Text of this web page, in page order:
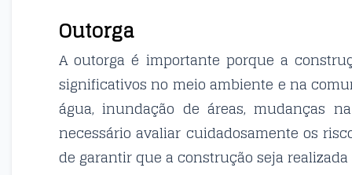
Outorga
A outorga é importante porque a
significativos no meio ambiente e na
água, inundação de áreas, mudanças
necessário avaliar cuidadosamente os
de garantir que a construção seja